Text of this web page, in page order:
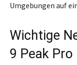
Umgebungen auf
Wichtige
9 Peak Pro